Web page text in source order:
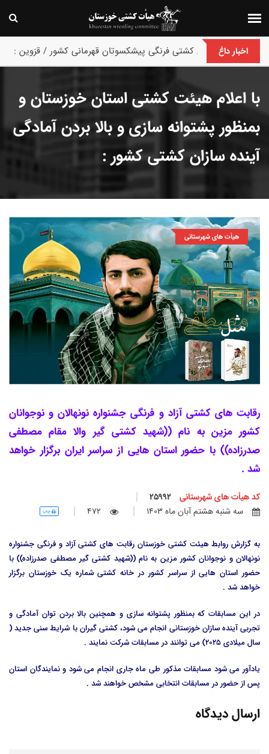
اخبار داغ
پایان رقابت های کشتی فرنگی پیشکسوتان قهرمانی کشور / قزوین :
با اعلام هیئت کشتی استان خوزستان و
بمنظور پشتوانه سازی و بالا بردن آمادگی
آینده سازان کشتی کشور :
هیأت های شهرستانی
رقابت های کشتی آزاد و فرنگی جشنواره نونهالان و نوجوانان
کشور مزین به نام ((شهید کشتی گیر والا مقام مصطفی
صدرزاده)) با حضور استان هایی از سراسر ایران برگزار خواهد
شد .
کد هیأت های شهرستانی
سه شنبه هشتم آبان ماه 1403
472 چاپ
به گزارش روابط هیئت کشتی خوزستان رقابت های کشتی آزاد و فرنگی جشنواره
نونهالان و نوجوانان کشور مزین به نام ((شهید کشتی گیر مصطفی صدرزاده)) با
حضور استان هایی از سراسر کشور در خانه کشتی شماره یک خوزستان برگزار
خواهد شد .
در این مسابقات که بمنظور پشتوانه سازی و همچنین بالا بردن توان آمادگی و
تجربی آینده سازان خوزستانی انجام می شود، کشتی گیران با شرایط سنی جدید (
سال میلادی 2025) می توانند در مسابقات شرکت نمایند .
یادآور می شود مسابقات مذکور طی ماه جاری انجام می شود و نمایندگان استان
پس از حضور در مسابقات انتخابی مشخص خواهند شد .
ارسال دیدگاه